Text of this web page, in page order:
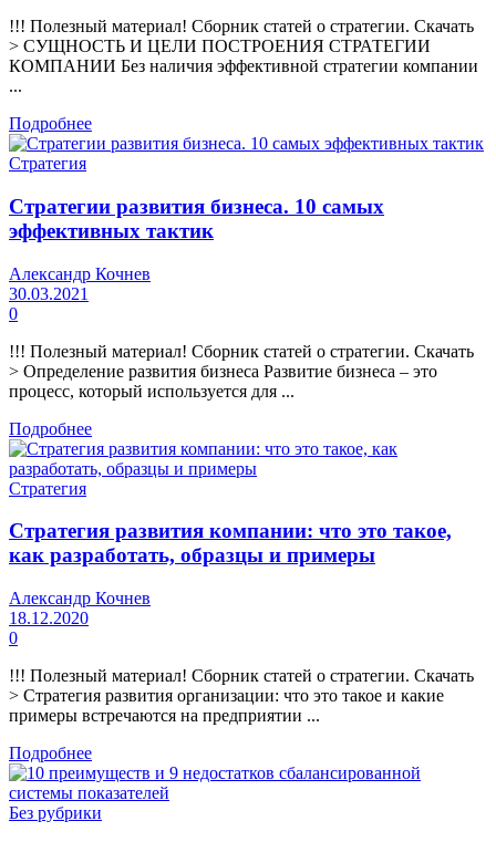
!!! Полезный материал! Сборник статей о стратегии. Скачать
> СУЩНОСТЬ И ЦЕЛИ ПОСТРОЕНИЯ СТРАТЕГИИ
КОМПАНИИ Без наличия эффективной стратегии компании
...
Подробнее
Стратегия
Стратегии развития бизнеса. 10 самых
эффективных тактик
Александр Кочнев
30.03.2021
0
!!! Полезный материал! Сборник статей о стратегии. Скачать
> Определение развития бизнеса Развитие бизнеса – это
процесс, который используется для ...
Подробнее
Стратегия
Стратегия развития компании: что это такое,
как разработать, образцы и примеры
Александр Кочнев
18.12.2020
0
!!! Полезный материал! Сборник статей о стратегии. Скачать
> Стратегия развития организации: что это такое и какие
примеры встречаются на предприятии ...
Подробнее
Без рубрики